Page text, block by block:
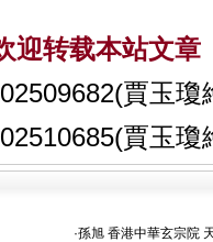
迎转载本站文章
賈玉瓊
賈玉瓊
·孫旭 香港中華玄宗院